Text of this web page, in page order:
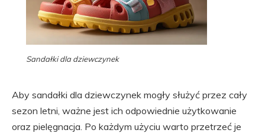
Sandałki dla dziewczynek
Aby sandałki dla dziewczynek mogły służyć przez cały
sezon letni, ważne jest ich odpowiednie użytkowanie
oraz pielęgnacja. Po każdym użyciu warto przetrzeć je